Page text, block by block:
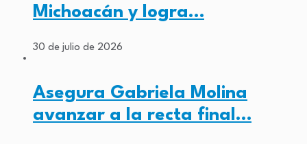
Michoacán y logra…
30 de julio de 2026
Asegura Gabriela Molina
avanzar a la recta final…